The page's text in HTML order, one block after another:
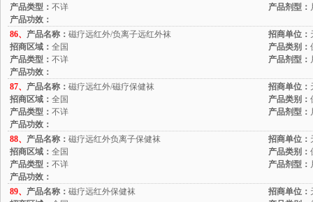
产品类型： 不详 产品剂型：
产品功效：
86、 产品名称： 磁疗远红外/负离子远红外袜 招商单位：
招商区域： 全国 产品类别：
产品类型： 不详 产品剂型：
产品功效：
87、 产品名称： 磁疗远红外/磁疗保健袜 招商单位：
招商区域： 全国 产品类别：
产品类型： 不详 产品剂型：
产品功效：
88、 产品名称： 磁疗远红外负离子保健袜 招商单位：
招商区域： 全国 产品类别：
产品类型： 不详 产品剂型：
产品功效：
89、 产品名称： 磁疗远红外保健袜 招商单位：